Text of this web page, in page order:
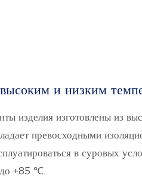
и низким
изделия изготовлены из
превосходными
в суровых
+85 ℃.